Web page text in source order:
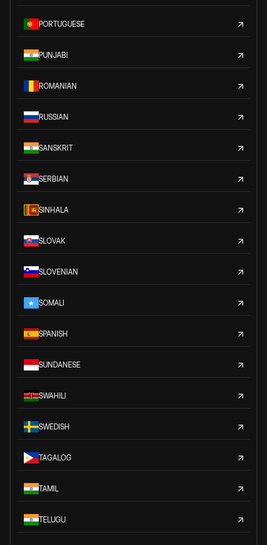
PORTUGUESE
PUNJABI
ROMANIAN
RUSSIAN
SANSKRIT
SERBIAN
SINHALA
SLOVAK
SLOVENIAN
SOMALI
SPANISH
SUNDANESE
SWAHILI
SWEDISH
TAGALOG
TAMIL
TELUGU